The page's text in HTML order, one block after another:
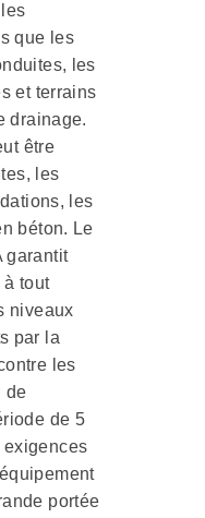
que les
les
et terrains
drainage.
être
les
les
béton. Le
garantit
à tout
niveaux
par la
les
de
de 5
exigences
portée